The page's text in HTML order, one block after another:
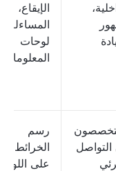
الإيقاع،
المساءلة،
لوحات
المعلومات
رسم
الخرائط
على